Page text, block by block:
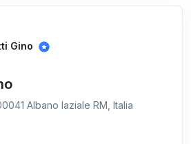
Gino
Albano laziale RM, Italia